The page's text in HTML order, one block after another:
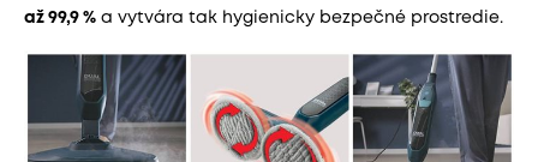
až 99,9 % a vytvára tak hygienicky bezpečné prostredie.